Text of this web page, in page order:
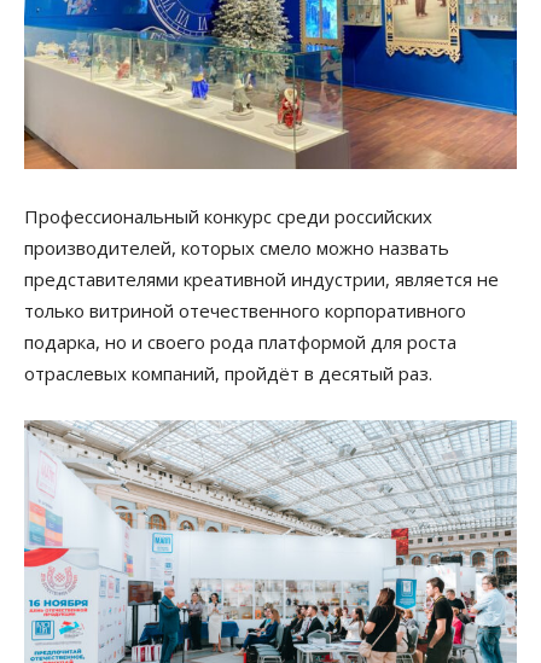
Профессиональный конкурс среди российских
производителей, которых смело можно назвать
представителями креативной индустрии, является не
только витриной отечественного корпоративного
подарка, но и своего рода платформой для роста
отраслевых компаний, пройдёт в десятый раз.